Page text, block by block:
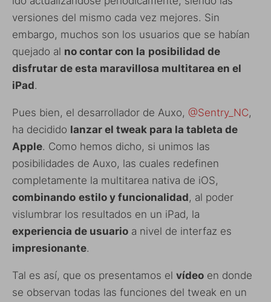
versiones del mismo cada vez mejores. Sin
embargo, muchos son los usuarios que se habían
quejado al no contar con la posibilidad de
disfrutar de esta maravillosa multitarea en el
iPad.
Pues bien, el desarrollador de Auxo, @Sentry_NC,
ha decidido lanzar el tweak para la tableta de
Apple. Como hemos dicho, si unimos las
posibilidades de Auxo, las cuales redefinen
completamente la multitarea nativa de iOS,
combinando estilo y funcionalidad, al poder
vislumbrar los resultados en un iPad, la
experiencia de usuario a nivel de interfaz es
impresionante.
Tal es así, que os presentamos el vídeo en donde
se observan todas las funciones del tweak en un